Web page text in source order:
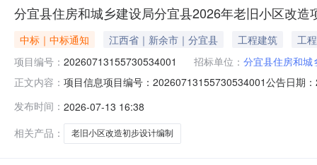
分宜县住房和城乡建设局分宜县2026年老旧小区改
中标｜中标通知 江西省｜新余市｜分宜县 工程建筑
工程
项目编号： 20260713155730534001 招标单位： 分宜县住房和城
正文内容： 项目信息项目编号：20260713155730534001公告日期
品信息商品名称品牌参数数量报价(元)总价(元
发布时间： 2026-07-13 16:38
相关产品：
老旧小区改造初步设计编制